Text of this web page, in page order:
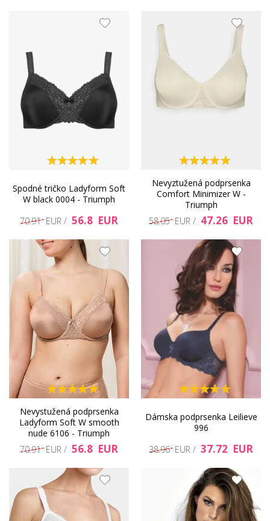
Spodné tričko Ladyform Soft
W black 0004 - Triumph
70.91 EUR / 56.8 EUR
Nevyztužená podprsenka
Comfort Minimizer W -
Triumph
58.05 EUR / 47.26 EUR
Nevystužená podprsenka
Ladyform Soft W smooth
nude 6106 - Triumph
70.91 EUR / 56.8 EUR
Dámska podprsenka Leilieve
996
38.96 EUR / 37.72 EUR